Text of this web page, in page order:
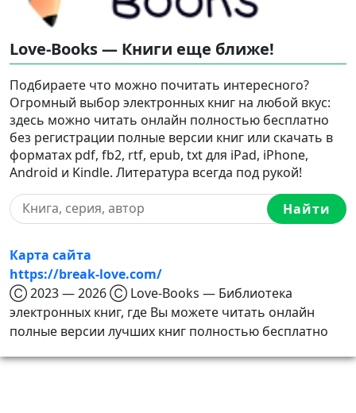
Love-Books — Книги еще ближе!
Подбираете что можно почитать интересного?
Огромный выбор электронных книг на любой вкус:
здесь можно читать онлайн полностью бесплатно
без регистрации полные версии книг или скачать в
форматах pdf, fb2, rtf, epub, txt для iPad, iPhone,
Android и Kindle. Литература всегда под рукой!
Найти
Карта сайта
https://break-love.com/
Ⓒ 2023 — 2026 Ⓒ Love-Books — Библиотека
электронных книг, где Вы можете читать онлайн
полные версии лучших книг полностью бесплатно